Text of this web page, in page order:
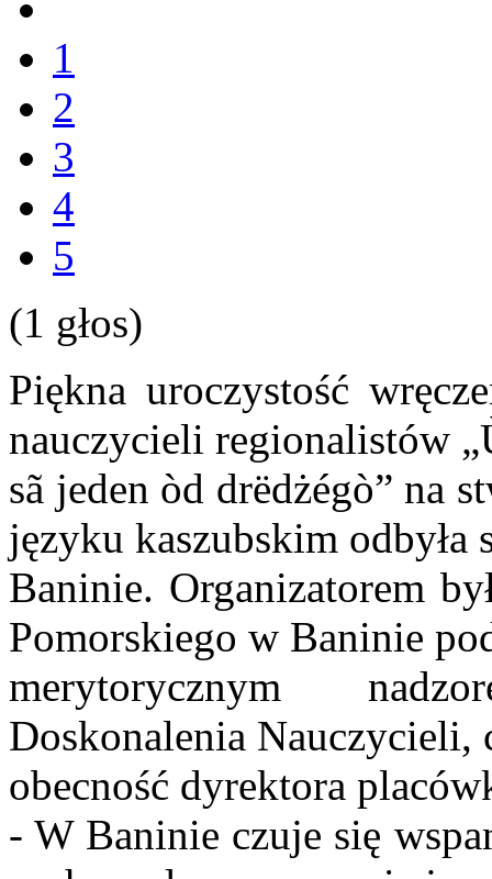
1
2
3
4
5
(1 głos)
Piękna uroczystość
nauczycieli regionalistów
sã jeden òd drëdżégò” na
języku kaszubskim odbyła
Baninie. Organizatorem
Pomorskiego w Baninie
merytorycznym
Doskonalenia Nauczycieli,
obecność dyrektora
- W Baninie czuje się